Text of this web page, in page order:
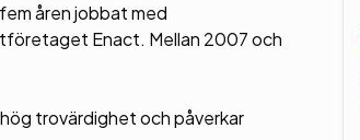
åren jobbat med
Enact. Mellan 2007 och
trovärdighet och påverkar